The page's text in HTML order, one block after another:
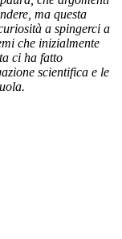
ma questa
a spingerci a
che inizialmente
ci ha fatto
scientifica e le